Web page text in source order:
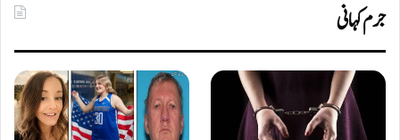
جرم کہانی